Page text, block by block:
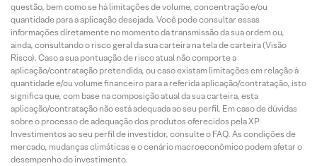
questão, bem como se há limitações de volume, concentração e/ou
quantidade para a aplicação desejada. Você pode consultar essas
informações diretamente no momento da transmissão da sua ordem ou,
ainda, consultando o risco geral da sua carteira na tela de carteira (Visão
Risco). Caso a sua pontuação de risco atual não comporte a
aplicação/contratação pretendida, ou caso existam limitações em relação à
quantidade e/ou volume financeiro para a referida aplicação/contratação, isto
significa que, com base na composição atual da sua carteira, esta
aplicação/contratação não está adequada ao seu perfil. Em caso de dúvidas
sobre o processo de adequação dos produtos oferecidos pela XP
Investimentos ao seu perfil de investidor, consulte o FAQ. As condições de
mercado, mudanças climáticas e o cenário macroeconômico podem afetar o
desempenho do investimento.